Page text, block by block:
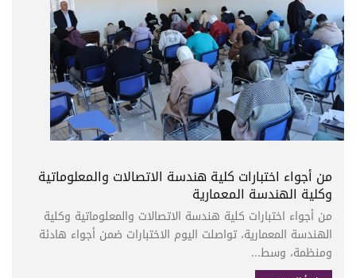
من أجواء اختبارات كلية هندسة الاتصالات والمعلوماتية
وكلية الهندسة المعمارية
من أجواء اختبارات كلية هندسة الاتصالات والمعلوماتية وكلية
الهندسة المعمارية، تواصلت اليوم الاختبارات ضمن أجواء هادئة
ومنظمة، وسط...